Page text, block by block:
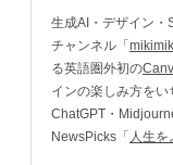
生成AI・デザイン・
チャンネル「
る英語圏外初の
インの楽しみ方をい
ChatGPT・
NewsPicks「 人生を